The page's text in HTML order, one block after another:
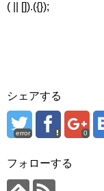
( || []).({});
シェアする
error 0
フォローする